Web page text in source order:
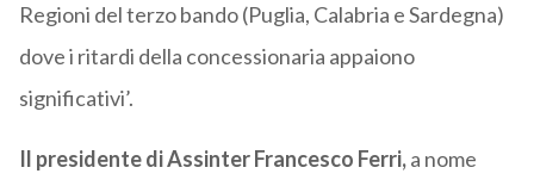
Regioni del terzo bando (Puglia, Calabria e Sardegna)
dove i ritardi della concessionaria appaiono
significativi’.
Il presidente di Assinter Francesco Ferri,a nome